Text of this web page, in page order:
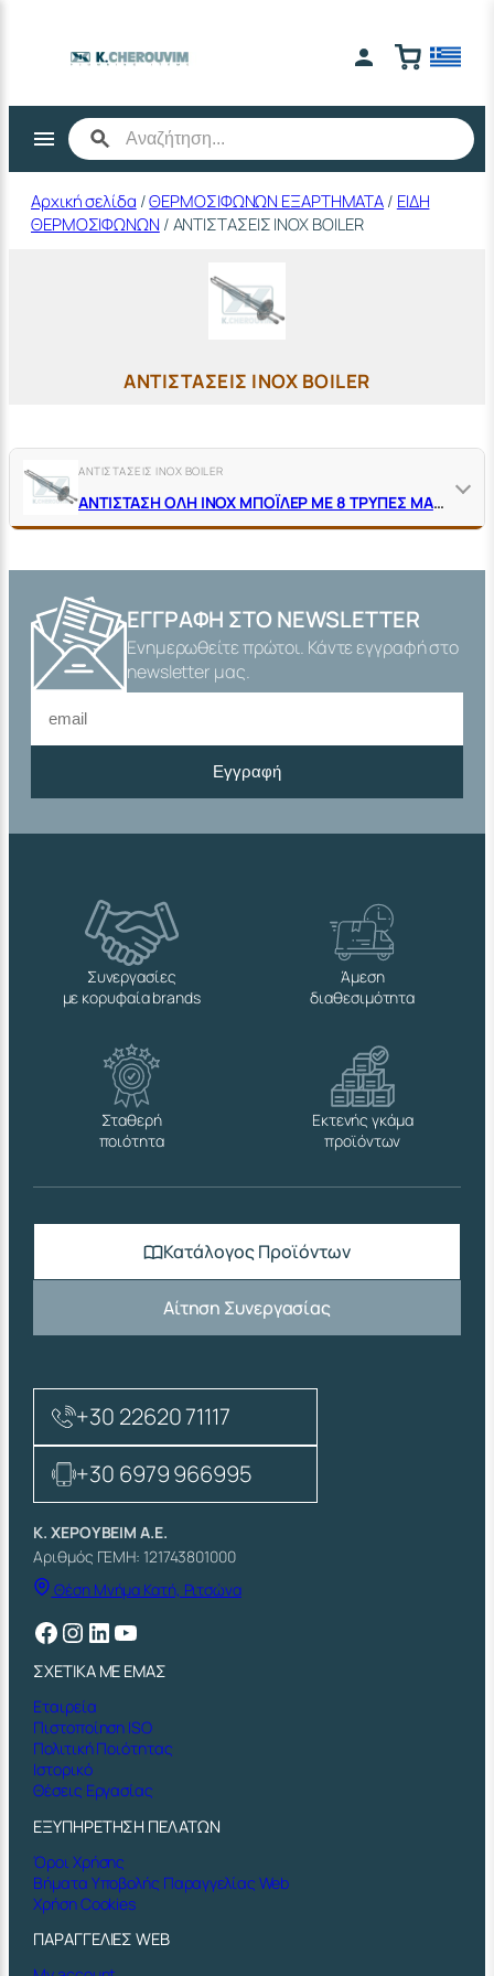
περιεχόμενο
Αρχική σελίδα /ΘΕΡΜΟΣΙΦΩΝΩΝ ΕΞΑΡΤΗΜΑΤΑ/ ΕΙΔΗ
ΘΕΡΜΟΣΙΦΩΝΩΝ / ΑΝΤΙΣΤΑΣΕΙΣ ΙΝΟΧ BOILER
ΑΝΤΙΣΤΑΣΕΙΣ ΙΝΟΧ BOILER
ΑΝΤΙΣΤΑΣΕΙΣ ΙΝΟΧ BOILER
ΑΝΤΙΣΤΑΣΗ ΟΛΗ ΙΝΟΧ ΜΠΟΪΛΕΡ ΜΕ 8 ΤΡΥΠΕΣ ΜΑΚΡΙΑ
ΕΓΓΡΑΦΉ ΣΤΟ NEWSLETTER
Ενημερωθείτε πρώτοι. Κάντε εγγραφή στο
newsletter μας.
Εγγραφή
Συνεργασίες
με κορυφαία brands
Άμεση
διαθεσιμότητα
Σταθερή
ποιότητα
Εκτενής γκάμα
προϊόντων
Κατάλογος Προϊόντων
Αίτηση Συνεργασίας
+30 22620 71117
+30 6979 966995
Κ. ΧΕΡΟΥΒΕΙΜ Α.Ε.
Αριθμός ΓΕΜΗ: 121743801000
Θέση Μνήμα Κατή, Ριτσώνα
Facebook Instagram Linkedin YouTube
ΣΧΕΤΙΚΑ ΜΕ ΕΜΑΣ
Εταιρεία
Πιστοποίηση ISO
Πολιτική Ποιότητας
Ιστορικό
Θέσεις Εργασίας
ΕΞΥΠΗΡΕΤΗΣΗ ΠΕΛΑΤΩΝ
Όροι Χρήσης
Βήματα Υποβολής Παραγγελίας Web
Χρήση Cookies
ΠΑΡΑΓΓΕΛΙΕΣ WEB